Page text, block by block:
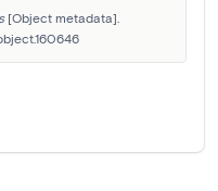
[Object metadata].